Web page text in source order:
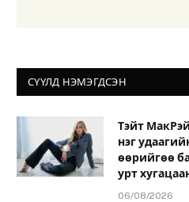
СҮҮЛД НЭМЭГДСЭН
Тэйт
нэг
өөрийгөө
урт
06/08/2026